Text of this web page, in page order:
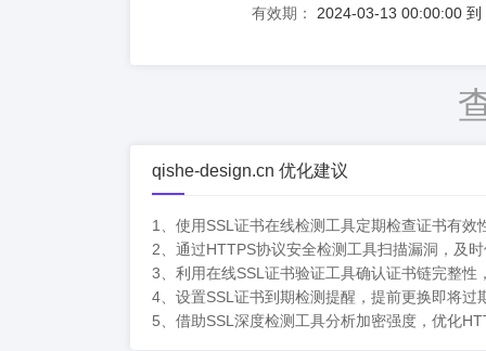
有效期：
2024-03-13 00:00:00
qishe-design.cn 优化建议
1、使用SSL证书在线检测工具定期检查证书有效
2、通过HTTPS协议安全检测工具扫描漏洞，及
3、利用在线SSL证书验证工具确认证书链完整性
4、设置SSL证书到期检测提醒，提前更换即将过
5、借助SSL深度检测工具分析加密强度，优化